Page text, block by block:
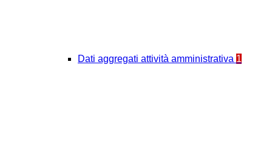
Dati aggregati attività amministrativa 1